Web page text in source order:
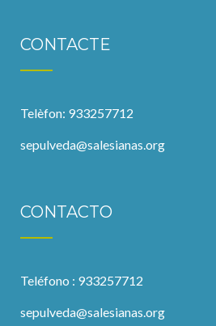
CONTACTE
Telèfon: 933257712
sepulveda@salesianas.org
CONTACTO
Teléfono : 933257712
sepulveda@salesianas.org